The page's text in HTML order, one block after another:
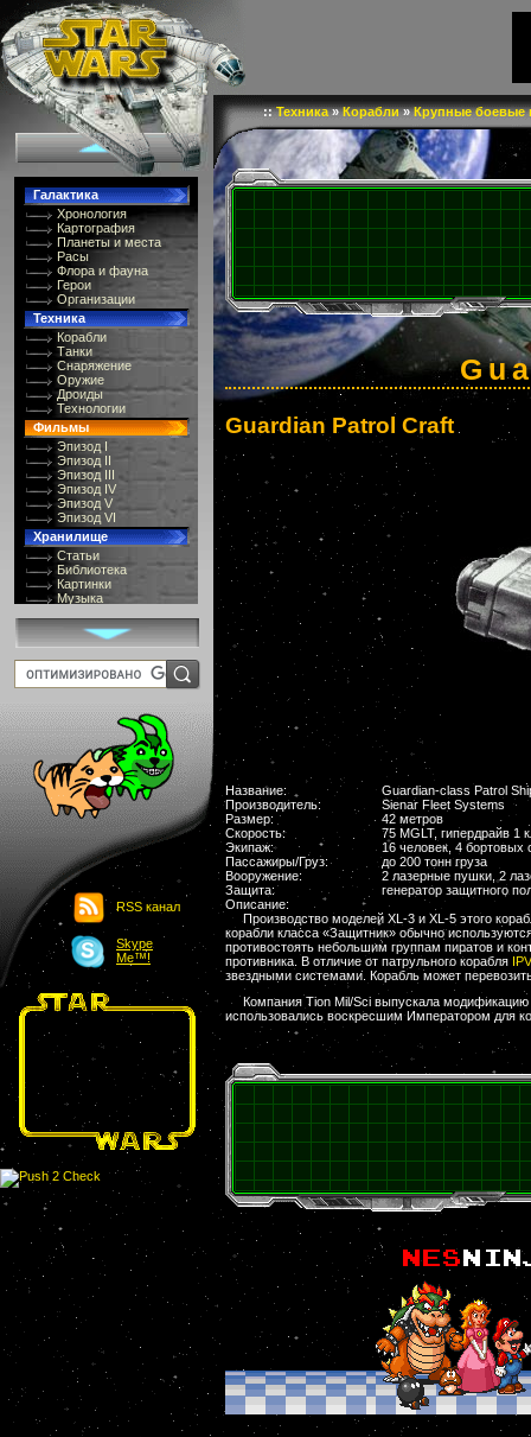
Галактика
Хронология
Картография
Планеты и места
Расы
Флора и фауна
Герои
Организации
Техника
Корабли
Танки
Снаряжение
Оружие
Дроиды
Технологии
Фильмы
Эпизод I
Эпизод II
Эпизод III
Эпизод IV
Эпизод V
Эпизод VI
Хранилище
Статьи
Библиотека
Картинки
Музыка
Терминология
Костюмы
Игры
8 bit
Юмор
Картинки-приколы
Download
Links
Обмен баннерами
О проекте
Обьявления
Чат
RSS канал
Skype
Me™!
::Техника»Корабли»Крупные боевые
Guardian Patrol Craft
Название:
Guardian-class Patrol
Производитель:
Sienar Fleet Systems
Размер:
42 метров
Скорость:
75 MGLT, гипердрайв 1
Экипаж:
16 человек, 4 бортовых
Пассажиры/Груз:
до 200 тонн груза
Вооружение:
2 лазерные пушки, 2
Защита:
генератор защитного
Описание:
Производство моделей XL-3 и XL-5 этого
корабли класса «Защитник» обычно
противостоять небольшим группам пиратов и
противника. В отличие от патрульного корабля
звездными системами. Корабль может
Компания Tion Mil/Sci выпускала
использовались воскресшим Императором для